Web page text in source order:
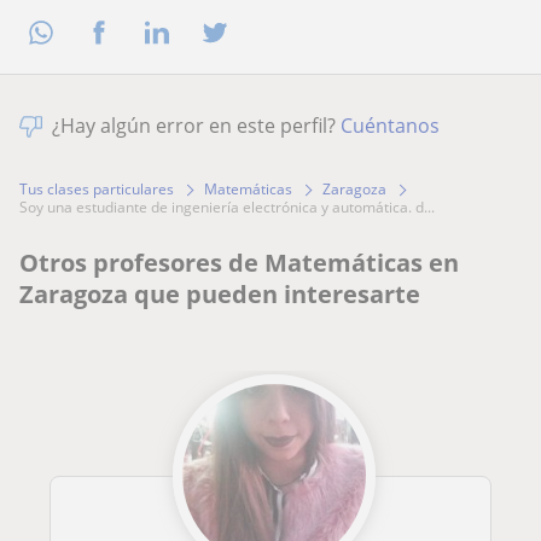
¿Hay algún error en este perfil? Cuéntanos
Tus clases particulares Matemáticas
Zaragoza
soy una estudiante de ingeniería electrónica y automática. d...
Otros profesores de Matemáticas en
Zaragoza que pueden interesarte